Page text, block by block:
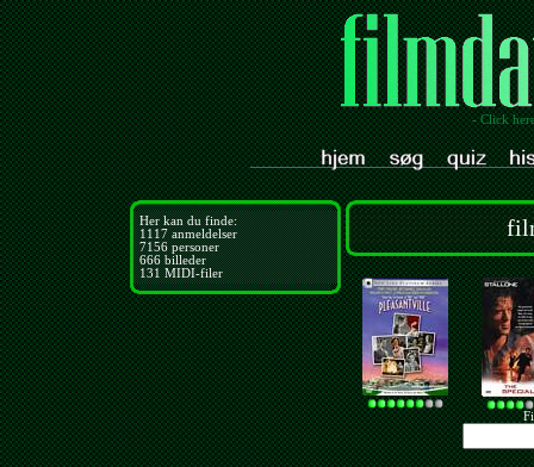
- Click
Her kan du finde:
1117anmeldelser
7156personer
666billeder
131MIDI-filer